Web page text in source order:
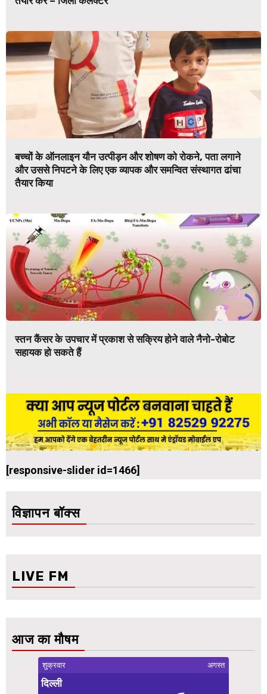
बच्चों के ऑनलाइन यौन उत्पीड़न और शोषण को रोकने, पता लगाने
और उससे निपटने के लिए एक व्यापक और समन्वित संस्थागत ढांचा
तैयार किया
स्तन कैंसर के उपचार में प्रकाश से सक्रिय होने वाले नैनो-रोबोट
सहायक हो सकते हैं
[responsive-slider id=1466]
विज्ञापन बॉक्स
LIVE FM
आज का मौषम
शुक्रवार अगस्त
दिल्ली